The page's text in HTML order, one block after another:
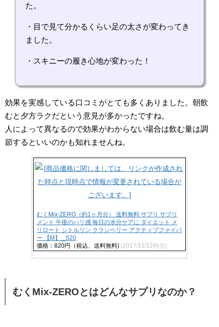
た。
・目で見て分かるくらい足の太さが変わってき
ました。
・スキニーの履き心地が変わった！
効果を実感している口コミがとても多くありました。朝飲
むと夕方ラクだという意見が多かったですね。
人によって異なるので効果がわからない場合は飲む量は調
節するといいのかも知れませんね。
むくMix-ZERO（約1ヶ月分） 送料無料 サプリ サプリ
メント 午後のハリ感 毎日の水分ケアに ダイエット メ
リロート シトルリン クランベリー アクティブファイバ
ー 【M】 _S20
価格：820円（税込、送料無料) (2017/11/12時点)
むくMix-ZEROとはどんなサプリなのか？